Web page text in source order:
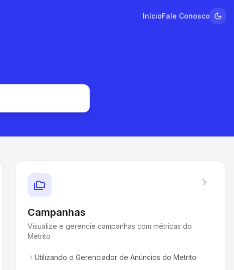
InícioFale Conosco
Campanhas
Visualize e gerencie campanhas com métricas do
Metrito
Utilizando o Gerenciador de Anúncios do Metrito